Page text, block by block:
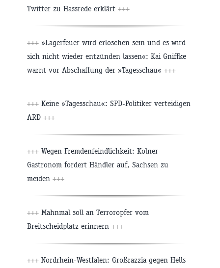
Twitter zu Hassrede erklärt +++
+++ »Lagerfeuer wird erloschen sein und es wird
sich nicht wieder entzünden lassen«: Kai Gniffke
warnt vor Abschaffung der »Tagesschau« +++
+++ Keine »Tagesschau«: SPD-Politiker verteidigen
ARD +++
+++ Wegen Fremdenfeindlichkeit: Kölner
Gastronom fordert Händler auf, Sachsen zu
meiden +++
+++ Mahnmal soll an Terroropfer vom
Breitscheidplatz erinnern +++
+++ Nordrhein-Westfalen: Großrazzia gegen Hells